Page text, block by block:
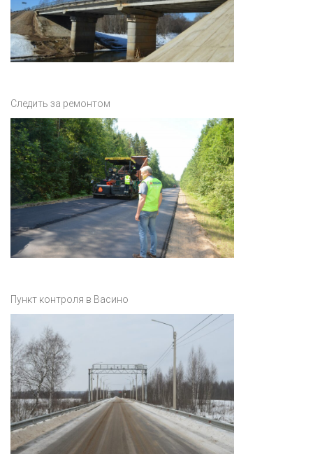
Следить за ремонтом
Пункт контроля в Васино